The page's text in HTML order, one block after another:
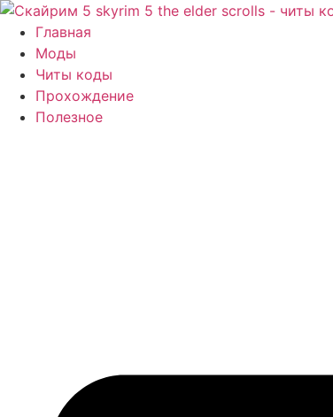
Перейти
содержимому
Главная
Моды
Читы коды
Прохождение
Полезное